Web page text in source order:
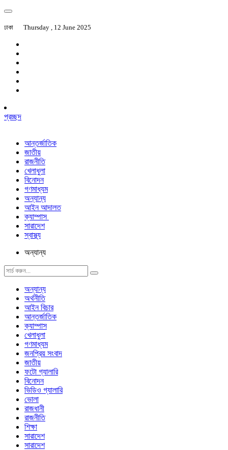
ঢাকা Thursday , 12 June 2025
প্রচ্ছদ
আন্তর্জাতিক
জাতীয়
রাজনীতি
খেলাধুলা
বিনোদন
গণমাধ্যম
অন্যান্য
আইন আদালত
ক্যাম্পাস
সারাদেশ
স্বাস্থ্য
অন্যান্য
অন্যান্য
অর্থনীতি
আইন বিচার
আন্তর্জাতিক
ক্যাম্পাস
খেলাধুলা
গণমাধ্যম
জনপ্রিয় সংবাদ
জাতীয়
ফটো গ্যালারি
বিনোদন
ভিডিও গ্যালারি
ভোলা
রাজধানী
রাজনীতি
শিক্ষা
সারাদেশ
সারাদেশ